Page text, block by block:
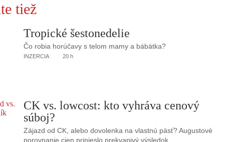
tiež
Tropické šestonedelie
Čo robia horúčavy s telom mamy a bábätka?
INZERCIA 20 h
CK vs. lowcost: kto vyhráva cenový
súboj?
Zájazd od CK, alebo dovolenka na vlastnú päsť? Augustové
porovnanie cien prinieslo prekvapivý výsledok.